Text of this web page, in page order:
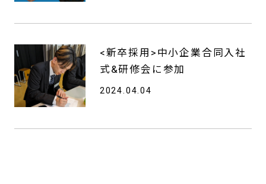
<新卒採用>中小企業合同入社
式&研修会に参加
2024.04.04